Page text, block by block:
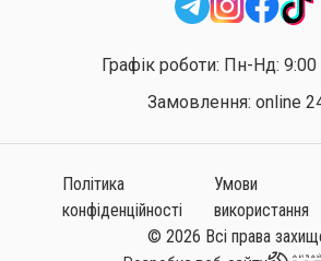
Графік роботи: Пн-Нд:
Замовлення: online
Політика
конфіденційності
Умови
використання
© 2026 Всі права